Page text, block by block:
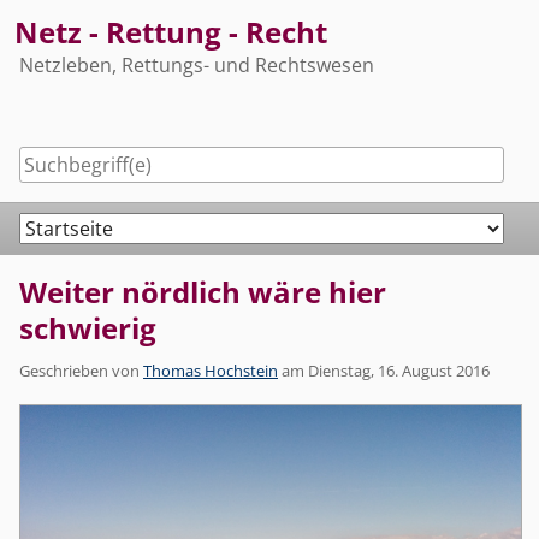
to
content
Netz - Rettung - Recht
Netzleben, Rettungs- und Rechtswesen
Navigation
Weiter nördlich wäre hier
schwierig
Geschrieben von Thomas Hochstein am Dienstag, 16. August 2016